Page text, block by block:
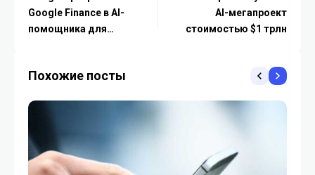
Google Finance в AI-
помощника для
AI-мегапроект
стоимостью $1 трлн
Похожие посты